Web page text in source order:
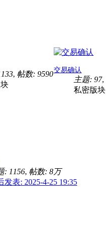
, 帖数: 9590交易确认
主题: 97,
私密版块
: 1156, 帖数: 8万
发表: 2025-4-25 19:35